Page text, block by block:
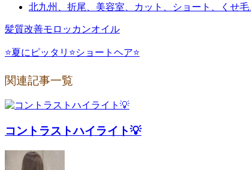
北九州、折尾、美容室、カット、ショート、くせ
髪質改善モロッカンオイル
⭐️夏にピッタリ⭐️ショートヘア⭐️
関連記事一覧
コントラストハイライト💡